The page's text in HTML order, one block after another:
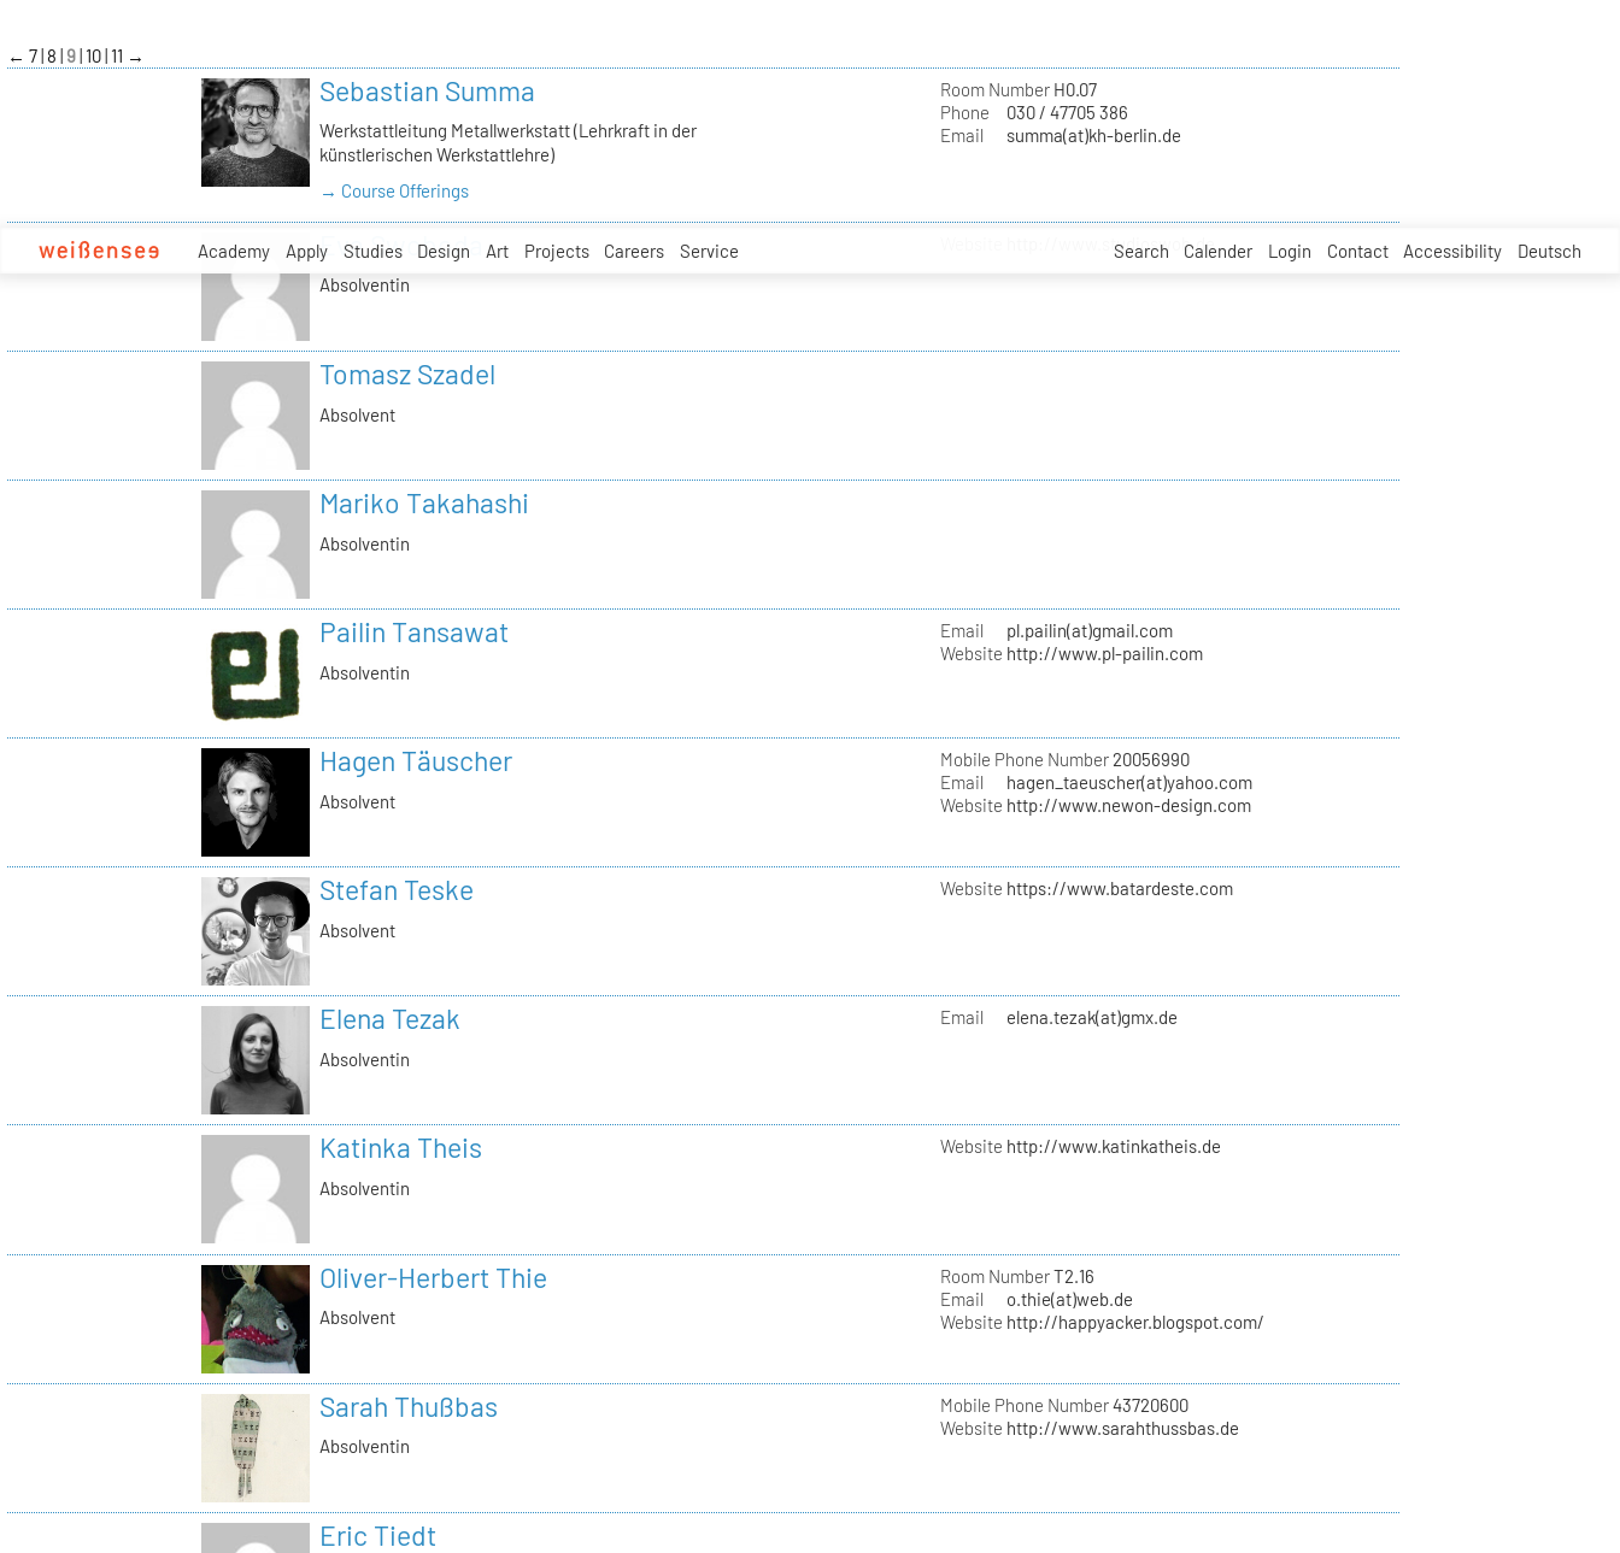
Academy Apply Studies Design Art Projects Careers Service Search Calender Login Contact Accessibility Deutsch
← 7 8 9 10 11 →
Sebastian Summa
Werkstattleitung Metallwerkstatt (Lehrkraft in der
künstlerischen Werkstattlehre)
→ Course Offerings
Room NumberH0.07
Phone
030 / 47705 386
Email
summa(at)kh-berlin.de
Eva Swoboda
Absolventin
http://www.studioswob.de
Tomasz Szadel
Absolvent
Mariko Takahashi
Absolventin
Pailin Tansawat
Absolventin
Email
pl.pailin(at)gmail.com
Website http://www.pl-pailin.com
Hagen Täuscher
Absolvent
Mobile Phone Number20056990
Email
hagen_taeuscher(at)yahoo.com
Website http://www.newon-design.com
Stefan Teske
Absolvent
Website https://www.batardeste.com
Elena Tezak
Absolventin
Email elena.tezak(at)gmx.de
Katinka Theis
Absolventin
Website http://www.katinkatheis.de
Oliver-Herbert Thie
Absolvent
Room NumberT2.16
Email
o.thie(at)web.de
Website http://happyacker.blogspot.com/
Sarah Thußbas
Absolventin
Mobile Phone Number43720600
Website http://www.sarahthussbas.de
Eric Tiedt